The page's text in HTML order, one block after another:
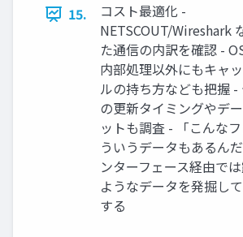
15.
コスト最適化 -
NETSCOUT/Wireshark
た通信の内訳を確認 -
内部処理以外にもキャ
ルの持ち方なども把握 -
の更新タイミングやデ
ットも調査 - 「こんな
ういうデータもあるん
ンターフェース経由で
ようなデータを発掘し
する